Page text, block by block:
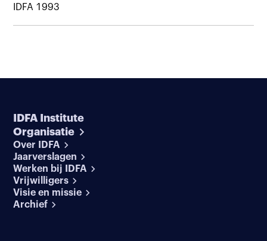
IDFA 1993
IDFA Institute
Organisatie
Over IDFA
Jaarverslagen
Werken bij IDFA
Vrijwilligers
Visie en missie
Archief